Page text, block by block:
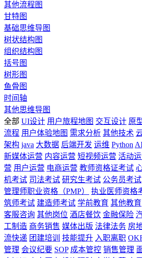
其他流程图
甘特图
基础思维导图
树状结构图
组织结构图
括号图
树形图
鱼骨图
时间轴
其他思维导图
全部 UI设计 用户旅程地图 交互设计 原
流程 用户体验地图 需求分析 其他技术
架构 java 大数据 后端开发 运维 Python
新媒体运营 内容运营 短视频运营 活动
营 用户运营 电商运营 教师资格证考试
机考试 司法考试 研究生考试 公务员考试
管理师职业资格（PMP）
执业医师资格
筑师考试 建造师考试 学前教育 其他教育
客服咨询 其他岗位 酒店餐饮 金融保险
工制造 商务销售 媒体出版 法律法务 房
流快递 团建培训 技能提升 入职离职
管理 会议纪要 SOP 成本管控 销售管理